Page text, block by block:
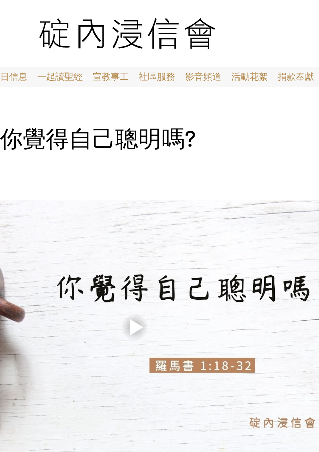
信息 一起讀聖經 宣教事工 社區服務 影音頻道 活動花絮 捐款奉獻
覺得自己聰明嗎?